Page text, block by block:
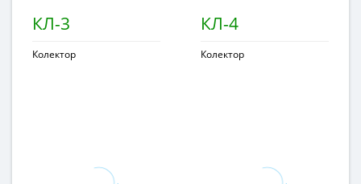
КЛ-3
Колектор
КЛ-4
Колектор